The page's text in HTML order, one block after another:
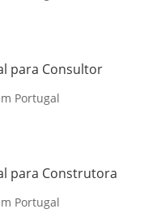
para Consultor
Portugal
para Construtora
Portugal